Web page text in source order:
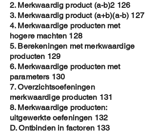
2. Merkwaardig product (a-b)2 126
3. Merkwaardig product (a+b)(a-b) 127
4. Merkwaardige producten met
hogere machten 128
5. Berekeningen met merkwaardige
producten 129
6. Merkwaardige producten met
parameters 130
7. Overzichtsoefeningen
merkwaardige producten 131
8. Merkwaardige producten:
uitgewerkte oefeningen 132
D. Ontbinden in factoren 133